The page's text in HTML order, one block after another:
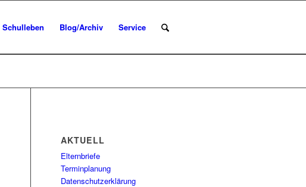
Schulleben Blog/Archiv Service
AKTUELL
Elternbriefe
Terminplanung
Datenschutzerklärung